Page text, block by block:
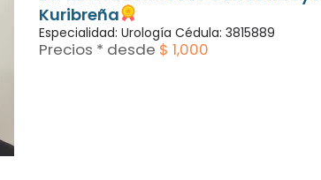
Kuribreña
Especialidad: Urología Cédula: 3815889
Precios * desde $ 1,000